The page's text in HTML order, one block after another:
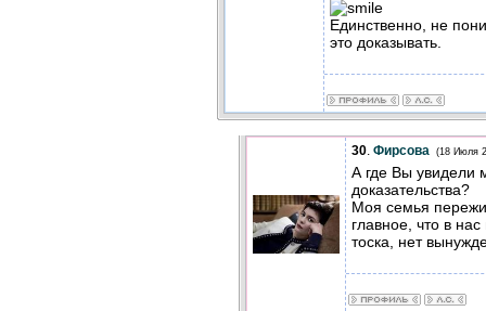
Единственно, не
это доказывать.
30. Фирсова (18 Июля
А где Вы увидели
доказательства?
Моя семья
главное, что в
тоска, нет